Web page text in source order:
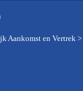
Aankomst en Vertrek >